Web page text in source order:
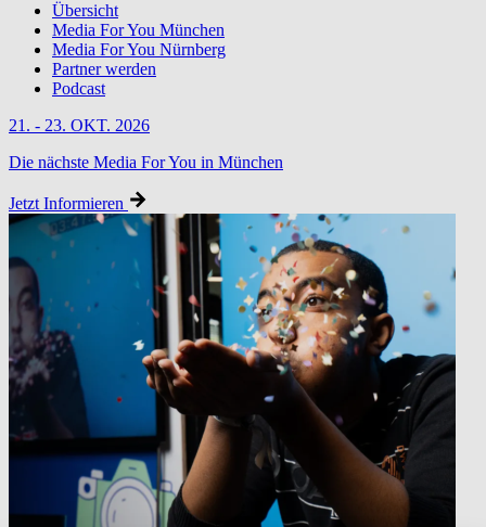
Übersicht
Media For You München
Media For You Nürnberg
Partner werden
Podcast
21. - 23. OKT. 2026
Die nächste Media For You in München
Jetzt Informieren